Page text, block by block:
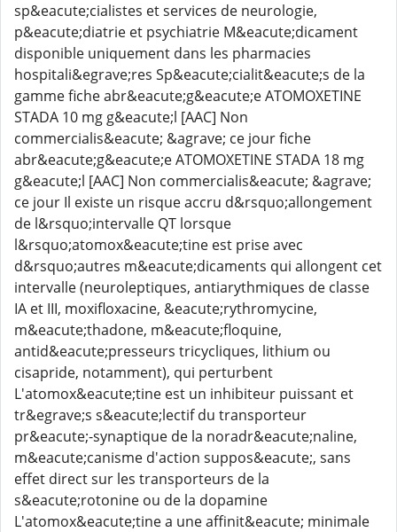
sp&eacute;cialistes et services de neurologie,
p&eacute;diatrie et psychiatrie M&eacute;dicament
disponible uniquement dans les pharmacies
hospitali&egrave;res Sp&eacute;cialit&eacute;s de la
gamme fiche abr&eacute;g&eacute;e ATOMOXETINE
STADA 10 mg g&eacute;l [AAC] Non
commercialis&eacute; &agrave; ce jour fiche
abr&eacute;g&eacute;e ATOMOXETINE STADA 18 mg
g&eacute;l [AAC] Non commercialis&eacute; &agrave;
ce jour Il existe un risque accru d&rsquo;allongement
de l&rsquo;intervalle QT lorsque
l&rsquo;atomox&eacute;tine est prise avec
d&rsquo;autres m&eacute;dicaments qui allongent cet
intervalle (neuroleptiques, antiarythmiques de classe
IA et III, moxifloxacine, &eacute;rythromycine,
m&eacute;thadone, m&eacute;floquine,
antid&eacute;presseurs tricycliques, lithium ou
cisapride, notamment), qui perturbent
L'atomox&eacute;tine est un inhibiteur puissant et
tr&egrave;s s&eacute;lectif du transporteur
pr&eacute;-synaptique de la noradr&eacute;naline,
m&eacute;canisme d'action suppos&eacute;, sans
effet direct sur les transporteurs de la
s&eacute;rotonine ou de la dopamine
L'atomox&eacute;tine a une affinit&eacute; minimale